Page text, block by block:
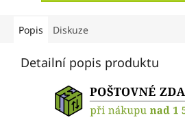
Popis Diskuze
Detailní popis produktu